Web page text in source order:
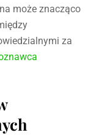
może znacząco
za